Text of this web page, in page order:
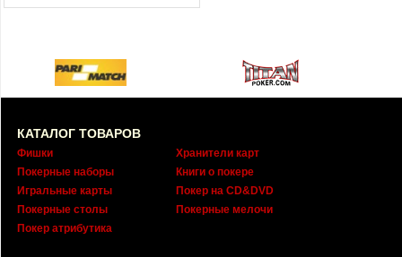
КАТАЛОГ ТОВАРОВ
Фишки
Покерные наборы
Игральные карты
Покерные столы
Покер атрибутика
Хранители карт
Книги о покере
Покер на CD&DVD
Покерные мелочи